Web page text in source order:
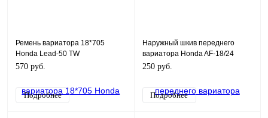
Ремень вариатора 18*705
Honda Lead-50 TW
570 руб.
Подробнее
Наружный шкив переднего
вариатора Honda AF-18/24
SCOOTER-M
250 руб.
Подробнее